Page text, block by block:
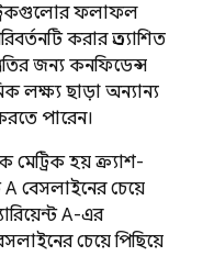
ফলাফল
করার প্রত্যাশিত
জন্য কনফিডেন্স
লক্ষ্য ছাড়া অন্যান্য
পারেন।
মেট্রিক হয় ক্র্যাশ-
A বেসলাইনের চেয়ে
A-এর
চেয়ে পিছিয়ে